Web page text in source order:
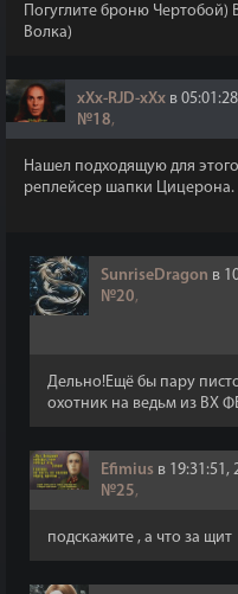
Погуглите броню
Волка)
xXx-RJD-xXx в
№18,
Нашел подходящую для
реплейсер шапки Цицерона.
SunriseDragon в
№20,
Дельно!Ещё бы пару
охотник на ведьм из ВХ
Efimius в 19:31:51,
№25,
подскажите , а что за